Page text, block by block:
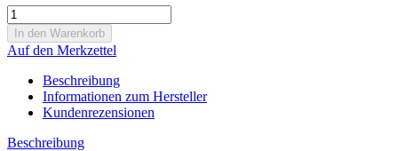
Auf den Merkzettel
Beschreibung
Informationen zum Hersteller
Kundenrezensionen
Beschreibung